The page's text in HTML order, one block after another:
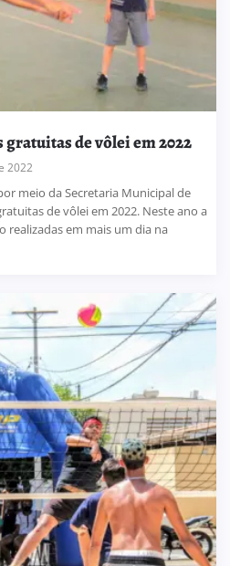
de vôlei em 2022
2022
meio da Secretaria Municipal de
de vôlei em 2022. Neste ano a
realizadas em mais um dia na